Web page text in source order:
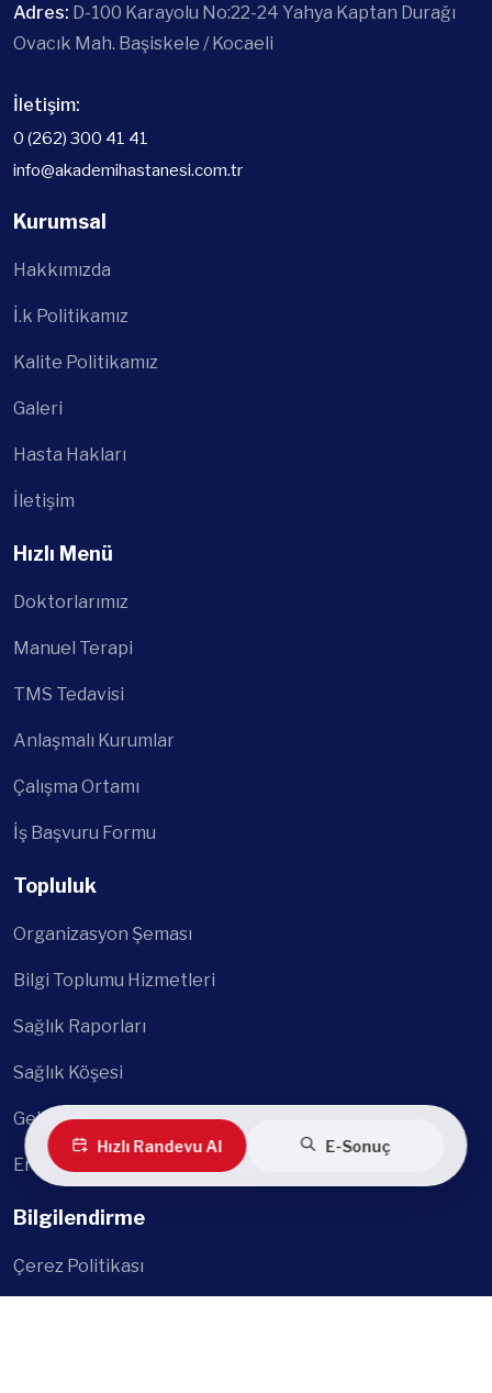
Hızlı Randevu Al E-Sonuç
Ovacık Mah. Başiskele / Kocaeli
0 (262) 300 41 41
info@akademihastanesi.com.tr
Kurumsal
Hakkımızda
İ.k Politikamız
Kalite Politikamız
Galeri
Hasta Hakları
İletişim
Hızlı Menü
Doktorlarımız
Manuel Terapi
TMS Tedavisi
Anlaşmalı Kurumlar
Çalışma Ortamı
İş Başvuru Formu
Topluluk
Organizasyon Şeması
Bilgi Toplumu Hizmetleri
Sağlık Raporları
Sağlık Köşesi